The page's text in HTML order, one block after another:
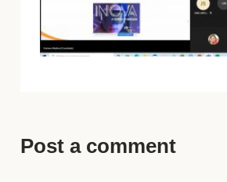
Post a comment